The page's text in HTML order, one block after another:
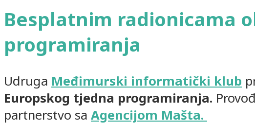
Besplatnim radionicama
programiranja
Udruga Međimurski informatički klub
Europskog tjedna programiranja.
partnerstvo sa Agencijom Mašta.